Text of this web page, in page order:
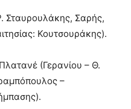
Σταυρουλάκης, Σαρής,
Κουτσουράκης).
(Γερανίου – Θ.
–